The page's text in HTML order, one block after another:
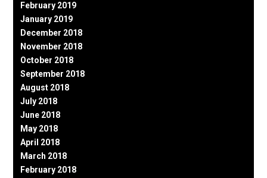
February 2019
January 2019
December 2018
November 2018
October 2018
September 2018
August 2018
July 2018
June 2018
May 2018
April 2018
March 2018
February 2018